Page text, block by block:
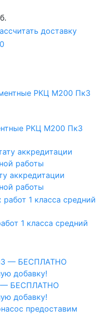
доставку
РКЦ М200 Пк3
аккредитации
работы
1 класса средний
— БЕСПЛАТНО
добавку!